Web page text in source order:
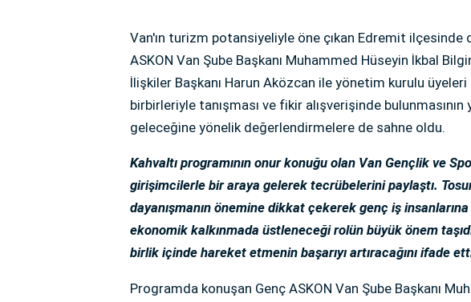
Van'ın turizm potansiyeliyle öne çıkan Edremit ilçesinde
ASKON Van Şube Başkanı Muhammed Hüseyin İkbal
İlişkiler Başkanı Harun Aközcan ile yönetim kurulu üyeleri
birbirleriyle tanışması ve fikir alışverişinde bulunmasının
geleceğine yönelik değerlendirmelere de sahne oldu.
Kahvaltı programının onur konuğu olan Van Gençlik ve
girişimcilerle bir araya gelerek tecrübelerini paylaştı.
dayanışmanın önemine dikkat çekerek genç iş
ekonomik kalkınmada üstleneceği rolün büyük önem
birlik içinde hareket etmenin başarıyı artıracağını ifade
Programda konuşan Genç ASKON Van Şube Başkanı